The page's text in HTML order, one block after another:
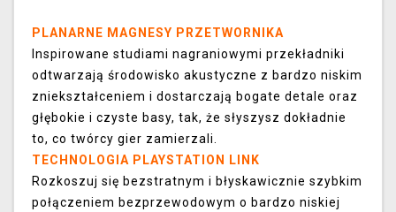
PLANARNE MAGNESY PRZETWORNIKA
Inspirowane studiami nagraniowymi przekładniki
odtwarzają środowisko akustyczne z bardzo niskim
zniekształceniem i dostarczają bogate detale oraz
głębokie i czyste basy, tak, że słyszysz dokładnie
to, co twórcy gier zamierzali.
TECHNOLOGIA PLAYSTATION LINK
Rozkoszuj się bezstratnym i błyskawicznie szybkim
połączeniem bezprzewodowym o bardzo niskiej